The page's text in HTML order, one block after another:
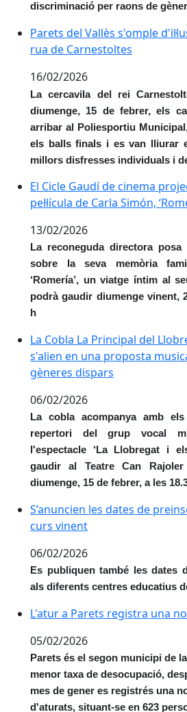
discriminació per raons de
Parets del Vallès s'omple
Parets del Vallès s'omple
rua de Carnestoltes
16/02/2026
La cercavila del rei
diumenge, 15 de febrer, els
arribar al Poliesportiu
els balls finals i es van lliurar
millors disfresses individuals i
El Cicle Gaudí de cinema
El Cicle Gaudí de cinema
pel·lícula de Carla Simón,
13/02/2026
La reconeguda directora
sobre la seva memòria
‘Romería’, un viatge íntim al
podrà gaudir diumenge vinent,
h
La Cobla La Principal del
La Cobla La Principal del
s'alien en una proposta
gèneres dispars
06/02/2026
La cobla acompanya amb
repertori del grup vocal
l'espectacle ‘La Llobregat i
gaudir al Teatre Can
diumenge, 15 de febrer, a les
S’anuncien les dates de
S’anuncien les dates de
curs vinent
06/02/2026
Es publiquen també les dates
als diferents centres educatius
L'atur a Parets registra una
L'atur a Parets registra una
05/02/2026
Parets és el segon municipi de
menor taxa de desocupació,
mes de gener es registrés una
d'aturats, situant-se en 623